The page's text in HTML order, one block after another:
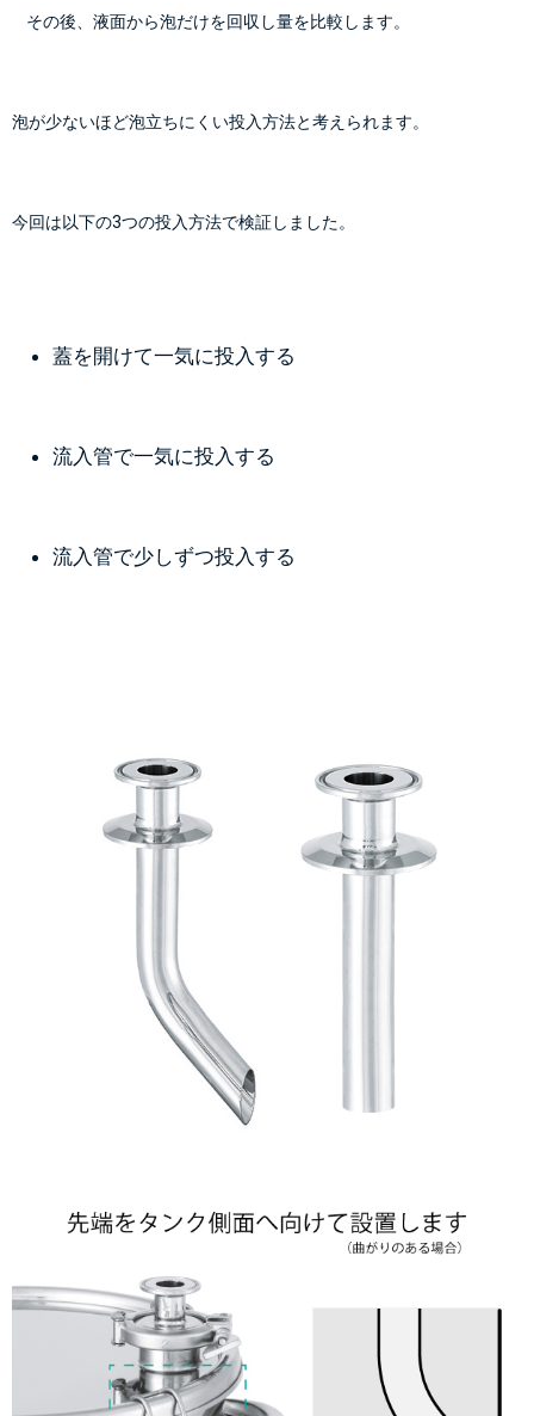
    その後、液面から泡だけを回収し量を比較します。
泡が少ないほど泡立ちにくい投入方法と考えられます。
今回は以下の3つの投入方法で検証しました。
蓋を開けて一気に投入する
流入管で一気に投入する
流入管で少しずつ投入する